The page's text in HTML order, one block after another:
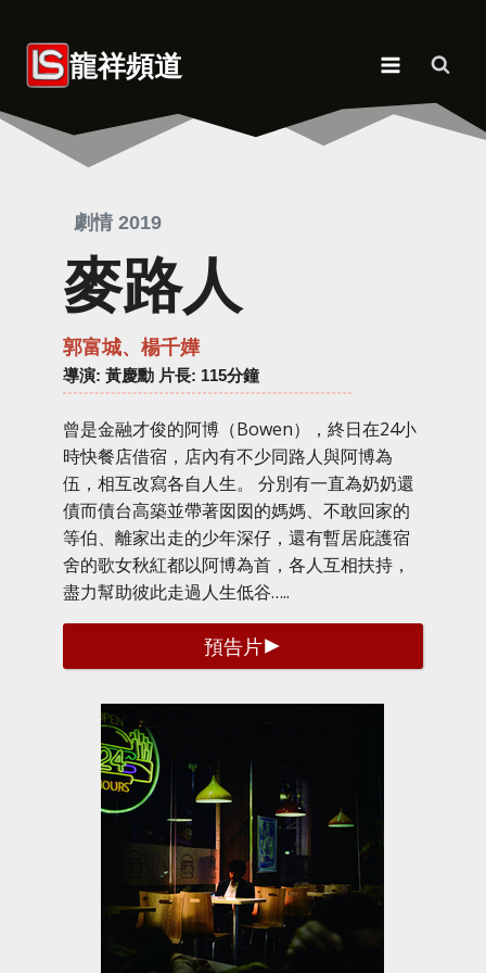
content 龍祥頻道
劇情 2019
麥路人
郭富城、楊千嬅
導演: 黃慶勳 片長: 115分鐘
曾是金融才俊的阿博（Bowen），終日在24小
時快餐店借宿，店內有不少同路人與阿博為
伍，相互改寫各自人生。 分別有一直為奶奶還
債而債台高築並帶著囡囡的媽媽、不敢回家的
等伯、離家出走的少年深仔，還有暫居庇護宿
舍的歌女秋紅都以阿博為首，各人互相扶持，
盡力幫助彼此走過人生低谷…..
預告片